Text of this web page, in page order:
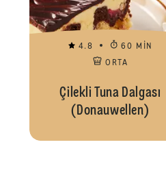
4.8
60 MIN
ORTA
Çilekli Tuna Dalgası
(Donauwellen)